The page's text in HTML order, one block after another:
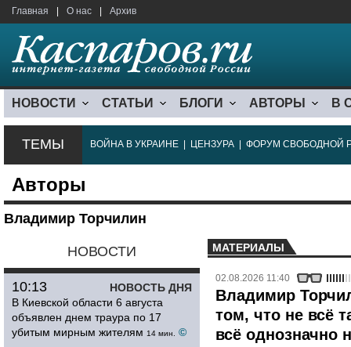
Главная О нас Архив
НОВОСТИ СТАТЬИ БЛОГИ АВТОРЫ В
ТЕМЫ ВОЙНА В УКРАИНЕ ЦЕНЗУРА ФОРУМ СВОБОДНОЙ
Авторы
Владимир Торчилин
НОВОСТИ
НОВОСТЬ ДНЯ
10:13
В Киевской области 6 августа
объявлен днем траура по 17
убитым мирным жителям 14 мин. ©
МАТЕРИАЛЫ
02.08.2026 11:40
Владимир
том, что не всё
всё однозначно